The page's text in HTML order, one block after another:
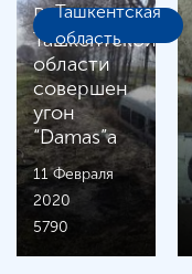
Ташкентская
область
В
Ташкентской
области
совершен
угон
“Damas”а
11 Февраля
2020
5790